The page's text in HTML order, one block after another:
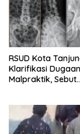
RSUD Kota
Klarifikasi Dugaan
Malpraktik, Sebut